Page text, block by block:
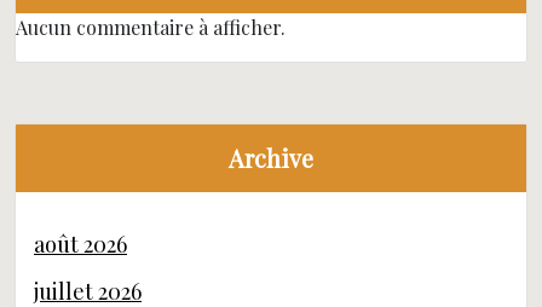
Aucun commentaire à afficher.
Archive
août 2026
juillet 2026